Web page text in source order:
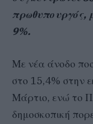
πρωθυπουργός,
9%.
Με νέα άνοδο
στο 15,4% στην
Μάρτιο, ενώ το
δημοσκοπική